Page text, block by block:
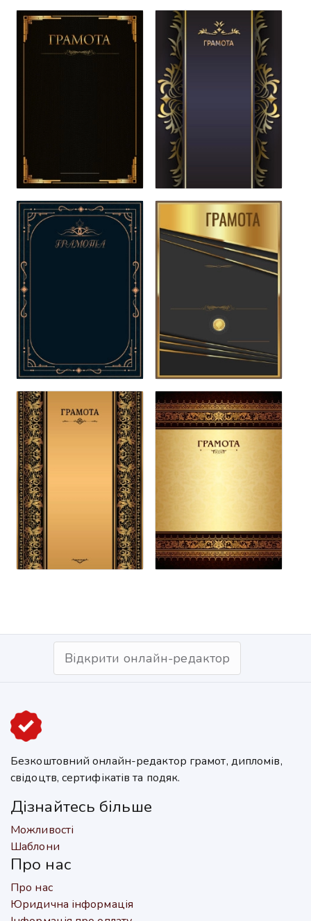
Відкрити онлайн-редактор
Безкоштовний онлайн-редактор грамот, дипломів,
свідоцтв, сертифікатів та подяк.
Дізнайтесь більше
Можливості
Шаблони
Про нас
Про нас
Юридична інформація